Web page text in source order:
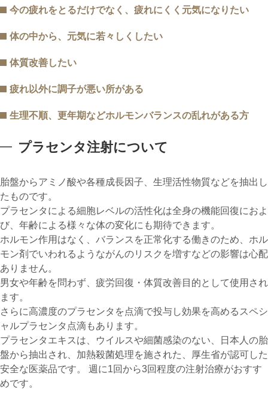
今の疲れをとるだけでなく、疲れにくく元気になりたい
体の中から、元気に若々しくしたい
体質改善したい
疲れ以外に調子が悪い所がある
生理不順、更年期などホルモンバランスの乱れがある方
プラセンタ注射について
胎盤からアミノ酸や各種成長因子、生理活性物質などを抽出し
たものです。
プラセンタによる細胞レベルの活性化は全身の機能回復におよ
び、年齢による様々な体の変化にも期待できます。
ホルモン作用はなく、バランスを正常化する働きのため、ホル
モン剤でいわれるようながんのリスクを増すなどの影響は心配
ありません。
男女や年齢を問わず、疲労回復・体質改善目的として使用され
ます。
さらに高濃度のプラセンタを点滴で投与し効果を高めるスペシ
ャルプラセンタ点滴もあります。
プラセンタエキスは、ウイルスや細菌感染のない、日本人の胎
盤から抽出され、加熱殺菌処理を施された、厚生省が認可した
安全な医薬品です。 週に1回から3回程度の注射治療がおすす
めです。